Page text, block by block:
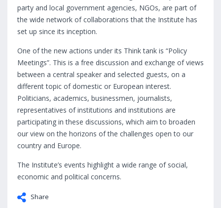
party and local government agencies, NGOs, are part of
the wide network of collaborations that the Institute has
set up since its inception.
One of the new actions under its Think tank is “Policy
Meetings”. This is a free discussion and exchange of views
between a central speaker and selected guests, on a
different topic of domestic or European interest.
Politicians, academics, businessmen, journalists,
representatives of institutions and institutions are
participating in these discussions, which aim to broaden
our view on the horizons of the challenges open to our
country and Europe.
The Institute’s events highlight a wide range of social,
economic and political concerns.
Share